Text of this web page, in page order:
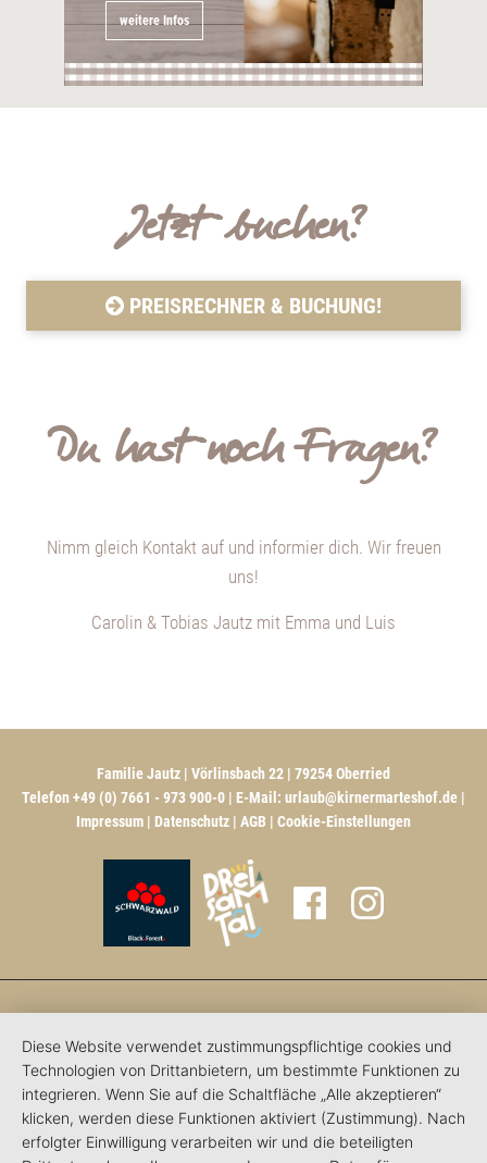
weitere Infos
Jetzt buchen?
PREISRECHNER & BUCHUNG!
Du hast noch Fragen?
Nimm gleich Kontakt auf und informier dich. Wir freuen
uns!
Carolin & Tobias Jautz mit Emma und Luis
Familie Jautz | Vörlinsbach 22 | 79254 Oberried
Telefon +49 (0) 7661 - 973 900-0 | E-Mail: urlaub@kirnermarteshof.de |
Impressum | Datenschutz | AGB | Cookie-Einstellungen
Diese Website verwendet zustimmungspflichtige cookies und
Technologien von Drittanbietern, um bestimmte Funktionen zu
integrieren. Wenn Sie auf die Schaltfläche „Alle akzeptieren“
klicken, werden diese Funktionen aktiviert (Zustimmung). Nach
erfolgter Einwilligung verarbeiten wir und die beteiligten